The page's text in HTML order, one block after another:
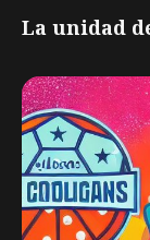
La unidad